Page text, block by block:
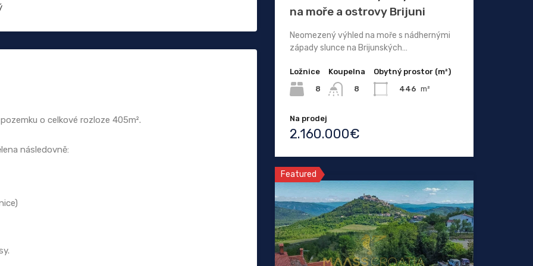
o celkové rozloze 405m².
následovně:
na moře a ostrovy Brijuni
Neomezený výhled na moře s nádhernými
západy slunce na Brijunských…
Ložnice
8
Koupelna
8
Obytný prostor (m²)
446 m²
Na prodej
2.160.000€
Featured